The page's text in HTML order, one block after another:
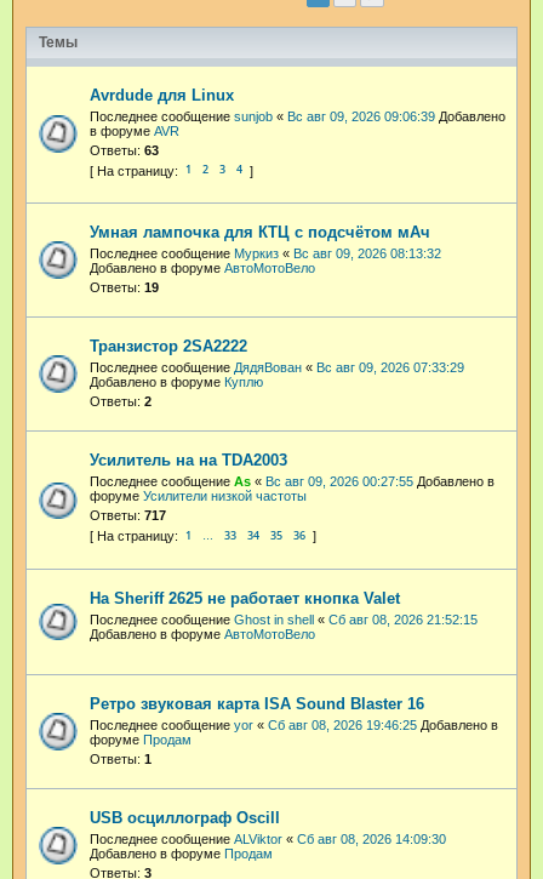
Темы
Avrdude для Linux
Последнее сообщение sunjob « Вс авг 09, 2026 09:06:39 Добавлено
в форуме AVR
Ответы: 63
1 2 3 4
Умная лампочка для КТЦ с подсчётом мАч
Последнее сообщение Муркиз « Вс авг 09, 2026 08:13:32
Добавлено в форуме АвтоМотоВело
Ответы: 19
Транзистор 2SA2222
Последнее сообщение ДядяВован « Вс авг 09, 2026 07:33:29
Добавлено в форуме Куплю
Ответы: 2
Усилитель на на TDA2003
Последнее сообщение As « Вс авг 09, 2026 00:27:55 Добавлено в
форуме Усилители низкой частоты
Ответы: 717
1 … 33 34 35 36
На Sheriff 2625 не работает кнопка Valet
Последнее сообщение Ghost in shell « Сб авг 08, 2026 21:52:15
Добавлено в форуме АвтоМотоВело
Ретро звуковая карта ISA Sound Blaster 16
Последнее сообщение yor « Сб авг 08, 2026 19:46:25 Добавлено в
форуме Продам
Ответы: 1
USB осциллограф Oscill
Последнее сообщение ALViktor « Сб авг 08, 2026 14:09:30
Добавлено в форуме Продам
Ответы: 3